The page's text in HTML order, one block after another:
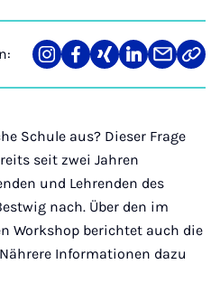
Share
on
Teilen
auf
Teilen
auf
Teilen
auf
Teilen
über
Mail
Link
Schule aus? Dieser Frage
seit zwei Jahren
und Lehrenden des
nach. Über den im
Workshop berichtet auch die
Informationen dazu